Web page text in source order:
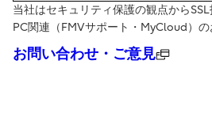
当社はセキュリティ保護の観点からSSL
PC関連（FMVサポート・MyCloud）
お問い合わせ・ご意見